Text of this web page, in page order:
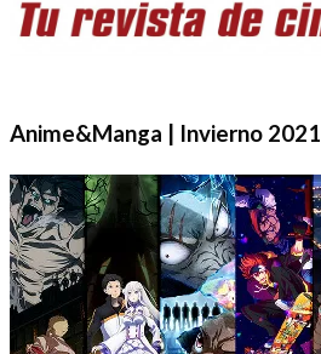
Anime&Manga | Invierno 2021